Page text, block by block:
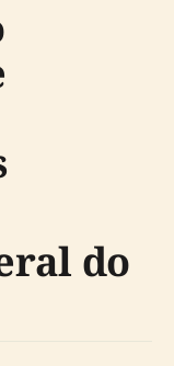
do